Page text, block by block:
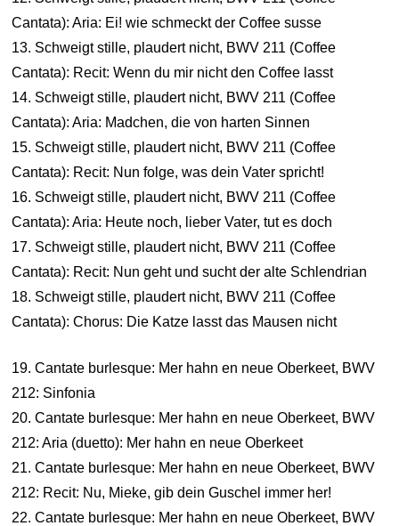
Cantata): Aria: Ei! wie schmeckt der Coffee susse
13. Schweigt stille, plaudert nicht, BWV 211 (Coffee
Cantata): Recit: Wenn du mir nicht den Coffee lasst
14. Schweigt stille, plaudert nicht, BWV 211 (Coffee
Cantata): Aria: Madchen, die von harten Sinnen
15. Schweigt stille, plaudert nicht, BWV 211 (Coffee
Cantata): Recit: Nun folge, was dein Vater spricht!
16. Schweigt stille, plaudert nicht, BWV 211 (Coffee
Cantata): Aria: Heute noch, lieber Vater, tut es doch
17. Schweigt stille, plaudert nicht, BWV 211 (Coffee
Cantata): Recit: Nun geht und sucht der alte Schlendrian
18. Schweigt stille, plaudert nicht, BWV 211 (Coffee
Cantata): Chorus: Die Katze lasst das Mausen nicht
19. Cantate burlesque: Mer hahn en neue Oberkeet, BWV
212: Sinfonia
20. Cantate burlesque: Mer hahn en neue Oberkeet, BWV
212: Aria (duetto): Mer hahn en neue Oberkeet
21. Cantate burlesque: Mer hahn en neue Oberkeet, BWV
212: Recit: Nu, Mieke, gib dein Guschel immer her!
22. Cantate burlesque: Mer hahn en neue Oberkeet, BWV